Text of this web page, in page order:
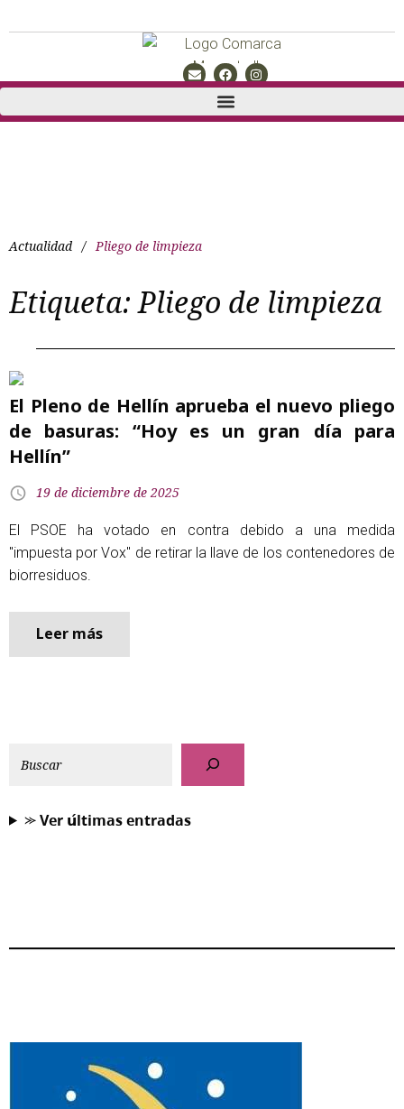
Actualidad / Pliego de limpieza
Etiqueta:Pliego de limpieza
El Pleno de Hellín aprueba el nuevo pliego
de basuras: “Hoy es un gran día para
Hellín”
19 de diciembre de 2025
El PSOE ha votado en contra debido a una medida
"impuesta por Vox" de retirar la llave de los contenedores de
biorresiduos.
Leer más
⪼ 𝗩𝗲𝗿 𝘂́𝗹𝘁𝗶𝗺𝗮𝘀 𝗲𝗻𝘁𝗿𝗮𝗱𝗮𝘀